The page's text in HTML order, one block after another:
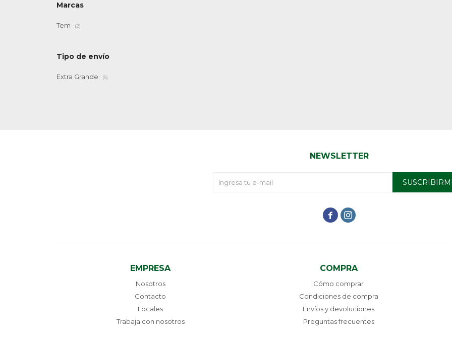
Marcas
Tem (2)
Tipo de envío
Extra Grande (5)
EMPRESA
Nosotros
Contacto
Locales
Trabaja con nosotros
COMPRA
Cómo comprar
Condiciones de compra
Envíos y devoluciones
Preguntas frecuentes
NEWSLETTER
 